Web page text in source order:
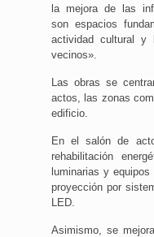
la mejora de las
son espacios
actividad cultural y
vecinos».
Las obras se
actos, las zonas
edificio.
En el salón de
rehabilitación
luminarias y
proyección por
LED.
Asimismo, se